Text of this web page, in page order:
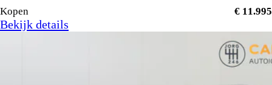
Kopen € 11.995
Bekijk details